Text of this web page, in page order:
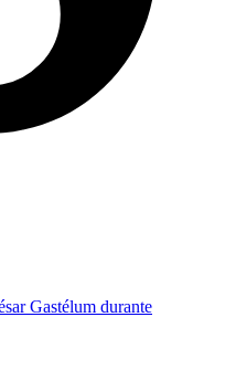
Gastélum durante